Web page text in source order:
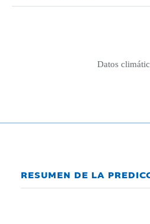
Datos
RESUMEN DE LA